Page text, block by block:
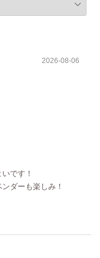
2026-08-06
です！
ダーも楽しみ！